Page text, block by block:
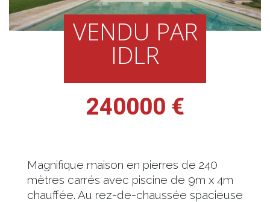
VENDU PAR
IDLR
240000 €
Magnifique maison en pierres de 240
mètres carrés avec piscine de 9m x 4m
chauffée. Au rez-de-chaussée spacieuse